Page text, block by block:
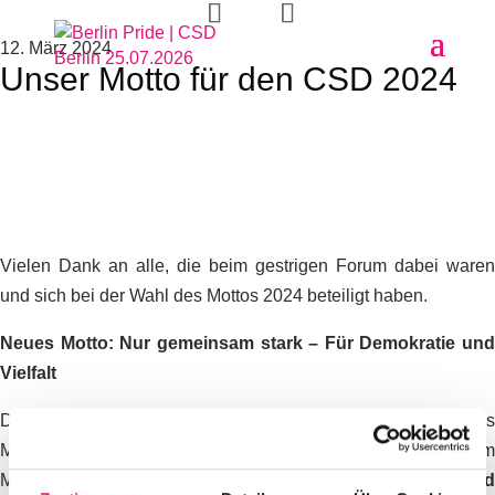
12. März 2024
Unser Motto für den CSD 2024
Vielen Dank an alle, die beim gestrigen Forum dabei waren
und sich bei der Wahl des Mottos 2024 beteiligt haben.
Neues Motto: Nur gemeinsam stark – Für Demokratie und
Vielfalt
Das basisdemokratische Forum des Berliner CSD e.V. hat das
Motto für den Berliner CSD 2024 festgelegt. Mit dem
Motto
“Nur gemeinsam stark – für Demokratie und